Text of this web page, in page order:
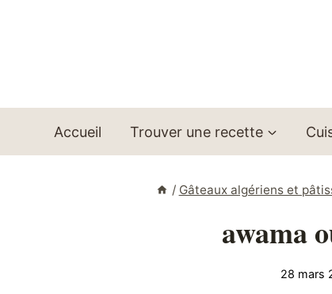
Accueil Trouver une recette
/ Gâteaux algériens et
awama
28 mars